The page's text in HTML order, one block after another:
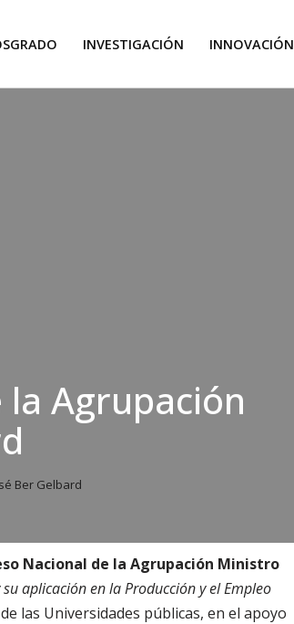
INVESTIGACIÓN INNOVACIÓN
la Agrupación
Ber Gelbard
Nacional de la Agrupación Ministro
aplicación en la Producción y el Empleo
las Universidades públicas, en el apoyo